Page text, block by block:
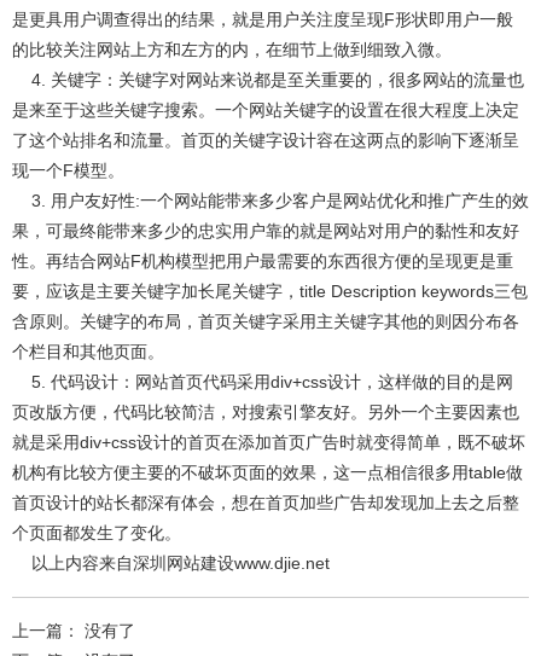
是更具用户调查得出的结果，就是用户关注度呈现F形状即用户一般
的比较关注网站上方和左方的内，在细节上做到细致入微。
4. 关键字：关键字对网站来说都是至关重要的，很多网站的流量也
是来至于这些关键字搜索。一个网站关键字的设置在很大程度上决定
了这个站排名和流量。首页的关键字设计容在这两点的影响下逐渐呈
现一个F模型。
3. 用户友好性:一个网站能带来多少客户是网站优化和推广产生的效
果，可最终能带来多少的忠实用户靠的就是网站对用户的黏性和友好
性。再结合网站F机构模型把用户最需要的东西很方便的呈现更是重
要，应该是主要关键字加长尾关键字，title Description keywords三包
含原则。关键字的布局，首页关键字采用主关键字其他的则因分布各
个栏目和其他页面。
5. 代码设计：网站首页代码采用div+css设计，这样做的目的是网
页改版方便，代码比较简洁，对搜索引擎友好。另外一个主要因素也
就是采用div+css设计的首页在添加首页广告时就变得简单，既不破坏
机构有比较方便主要的不破坏页面的效果，这一点相信很多用table做
首页设计的站长都深有体会，想在首页加些广告却发现加上去之后整
个页面都发生了变化。
以上内容来自深圳网站建设www.djie.net
上一篇： 没有了